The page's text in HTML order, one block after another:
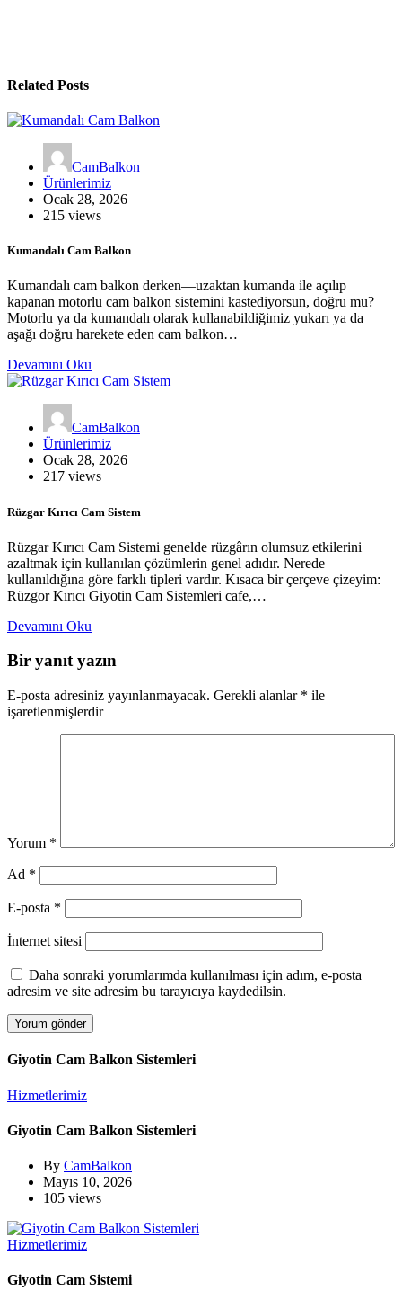
Related Posts
CamBalkon
Ürünlerimiz
Ocak 28, 2026
215 views
Kumandalı Cam Balkon
Kumandalı cam balkon derken—uzaktan kumanda ile açılıp
kapanan motorlu cam balkon sistemini kastediyorsun, doğru mu?
Motorlu ya da kumandalı olarak kullanabildiğimiz yukarı ya da
aşağı doğru harekete eden cam balkon…
Devamını Oku
CamBalkon
Ürünlerimiz
Ocak 28, 2026
217 views
Rüzgar Kırıcı Cam Sistem
Rüzgar Kırıcı Cam Sistemi genelde rüzgârın olumsuz etkilerini
azaltmak için kullanılan çözümlerin genel adıdır. Nerede
kullanıldığına göre farklı tipleri vardır. Kısaca bir çerçeve çizeyim:
Rüzgor Kırıcı Giyotin Cam Sistemleri cafe,…
Devamını Oku
Bir yanıt yazın
E-posta adresiniz yayınlanmayacak. Gerekli alanlar * ile
işaretlenmişlerdir
Yorum *
Ad *
E-posta *
İnternet sitesi
Daha sonraki yorumlarımda kullanılması için adım, e-posta
adresim ve site adresim bu tarayıcıya kaydedilsin.
Giyotin Cam Balkon Sistemleri
Hizmetlerimiz
Giyotin Cam Balkon Sistemleri
By CamBalkon
Mayıs 10, 2026
105 views
Hizmetlerimiz
Giyotin Cam Sistemi